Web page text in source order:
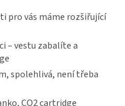
pro vás máme rozšiřující
– vestu zabalíte a
spolehlivá, není třeba
CO2 cartridge